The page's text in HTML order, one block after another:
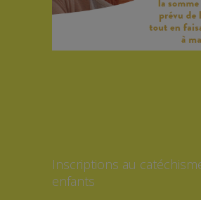
Inscriptions au
enfants